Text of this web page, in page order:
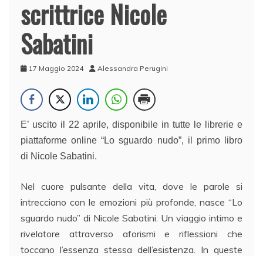
scrittrice Nicole
Sabatini
17 Maggio 2024 Alessandra Perugini
E’ uscito il 22 aprile, disponibile in tutte le librerie e
piattaforme online “Lo sguardo nudo”, il primo libro
di Nicole Sabatini.
Nel cuore pulsante della vita, dove le parole si
intrecciano con le emozioni più profonde, nasce “Lo
sguardo nudo” di Nicole Sabatini. Un viaggio intimo e
rivelatore attraverso aforismi e riflessioni che
toccano l’essenza stessa dell’esistenza. In queste